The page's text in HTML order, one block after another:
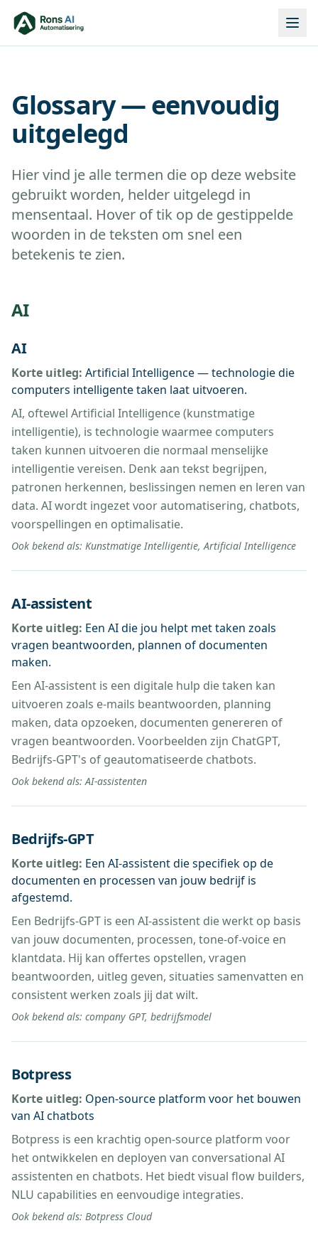
Glossary — eenvoudig
uitgelegd
Hier vind je alle termen die op deze website
gebruikt worden, helder uitgelegd in
mensentaal. Hover of tik op de gestippelde
woorden in de teksten om snel een
betekenis te zien.
AI
AI
Korte uitleg: Artificial Intelligence — technologie die
computers intelligente taken laat uitvoeren.
AI, oftewel Artificial Intelligence (kunstmatige
intelligentie), is technologie waarmee computers
taken kunnen uitvoeren die normaal menselijke
intelligentie vereisen. Denk aan tekst begrijpen,
patronen herkennen, beslissingen nemen en leren van
data. AI wordt ingezet voor automatisering, chatbots,
voorspellingen en optimalisatie.
Ook bekend als: Kunstmatige Intelligentie, Artificial Intelligence
AI-assistent
Korte uitleg: Een AI die jou helpt met taken zoals
vragen beantwoorden, plannen of documenten
maken.
Een AI-assistent is een digitale hulp die taken kan
uitvoeren zoals e-mails beantwoorden, planning
maken, data opzoeken, documenten genereren of
vragen beantwoorden. Voorbeelden zijn ChatGPT,
Bedrijfs-GPT's of geautomatiseerde chatbots.
Ook bekend als:AI-assistenten
Bedrijfs-GPT
Korte uitleg: Een AI-assistent die specifiek op de
documenten en processen van jouw bedrijf is
afgestemd.
Een Bedrijfs-GPT is een AI-assistent die werkt op basis
van jouw documenten, processen, tone-of-voice en
klantdata. Hij kan offertes opstellen, vragen
beantwoorden, uitleg geven, situaties samenvatten en
consistent werken zoals jij dat wilt.
Ook bekend als: company GPT, bedrijfsmodel
Botpress
Korte uitleg: Open-source platform voor het bouwen
van AI chatbots
Botpress is een krachtig open-source platform voor
het ontwikkelen en deployen van conversational AI
assistenten en chatbots. Het biedt visual flow builders,
NLU capabilities en eenvoudige integraties.
Ook bekend als: Botpress Cloud